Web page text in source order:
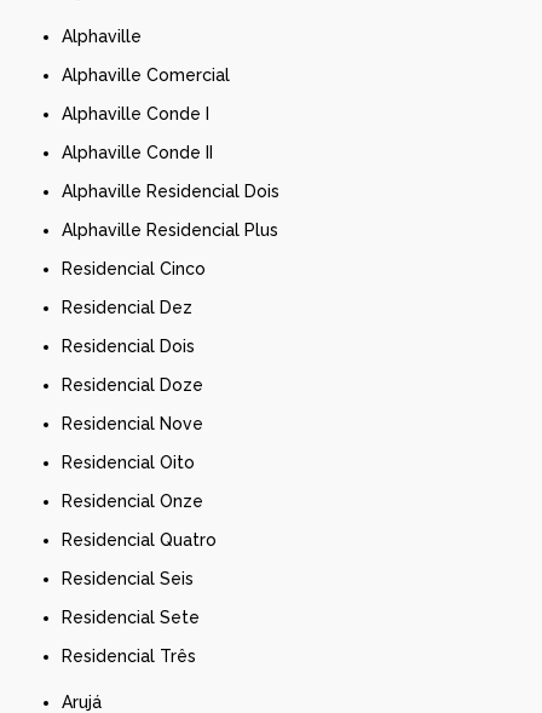
Alphaville
Alphaville Comercial
Alphaville Conde I
Alphaville Conde II
Alphaville Residencial Dois
Alphaville Residencial Plus
Residencial Cinco
Residencial Dez
Residencial Dois
Residencial Doze
Residencial Nove
Residencial Oito
Residencial Onze
Residencial Quatro
Residencial Seis
Residencial Sete
Residencial Três
Arujá